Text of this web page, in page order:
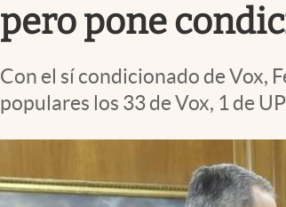
pero pone
Con el sí condicionado de Vox,
populares los 33 de Vox, 1 de